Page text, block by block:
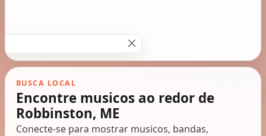
BUSCA LOCAL
Encontre musicos ao redor de
Robbinston, ME
Conecte-se para mostrar musicos, bandas,